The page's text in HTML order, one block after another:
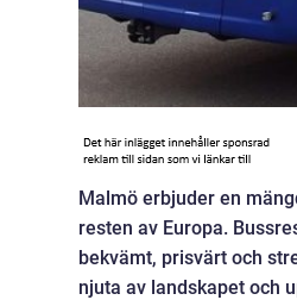
Malmö erbjuder en
resten av Europa.
bekvämt, prisvärt och
njuta av landskapet och